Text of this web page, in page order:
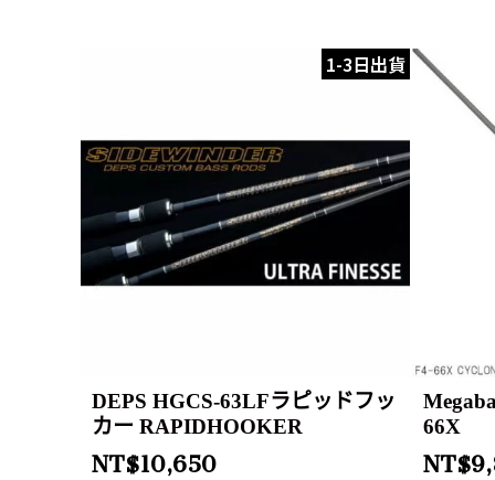
1-3日出貨
DEPS HGCS-63LFラピッドフッ
カー RAPIDHOOKER
NT$10,650
66X
NT$